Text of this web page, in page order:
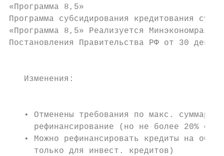
«Программа 8,5»
Программа субсидирования
«Программа 8,5» Реализуется
Постановления Правительства РФ от
Изменения:
• Отменены требования по макс.
рефинансирование (но не более 20% от
• Можно рефинансировать кредиты на
только для инвест. кредитов)